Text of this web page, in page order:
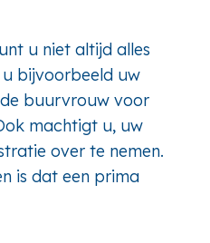
u niet altijd alles
bijvoorbeeld uw
buurvrouw voor
machtigt u, uw
over te nemen.
is dat een prima